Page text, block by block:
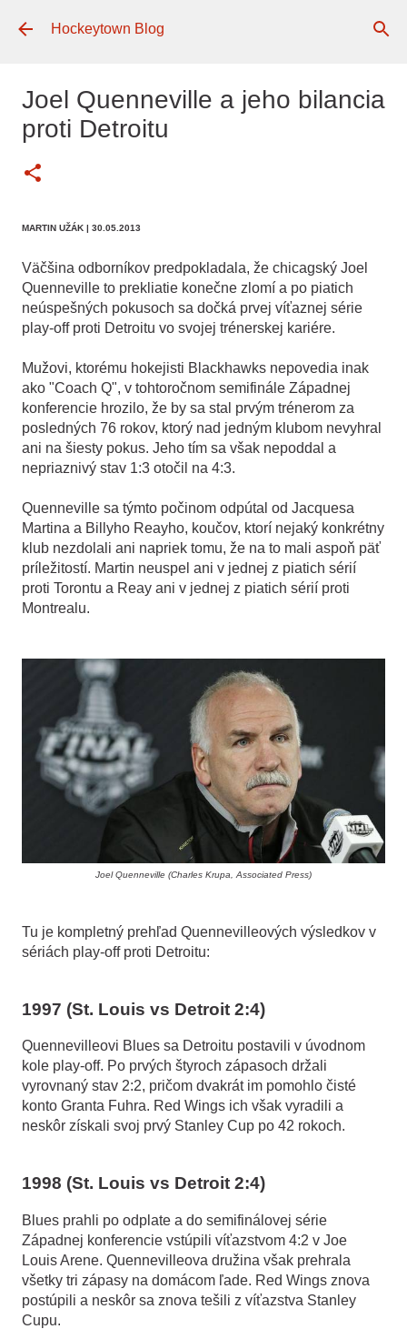
Preskočiť na hlavný obsah
Hockeytown Blog
Joel Quenneville a jeho bilancia
proti Detroitu
MARTIN UŽÁK | 30.05.2013
Väčšina odborníkov predpokladala, že chicagský Joel
Quenneville to prekliatie konečne zlomí a po piatich
neúspešných pokusoch sa dočká prvej víťaznej série
play-off proti Detroitu vo svojej trénerskej kariére.
Mužovi, ktorému hokejisti Blackhawks nepovedia inak
ako "Coach Q", v tohtoročnom semifinále Západnej
konferencie hrozilo, že by sa stal prvým trénerom za
posledných 76 rokov, ktorý nad jedným klubom nevyhral
ani na šiesty pokus. Jeho tím sa však nepoddal a
nepriaznivý stav 1:3 otočil na 4:3.
Quenneville sa týmto počinom odpútal od Jacquesa
Martina a Billyho Reayho, koučov, ktorí nejaký konkrétny
klub nezdolali ani napriek tomu, že na to mali aspoň päť
príležitostí. Martin neuspel ani v jednej z piatich sérií
proti Torontu a Reay ani v jednej z piatich sérií proti
Montrealu.
Joel Quenneville (Charles Krupa, Associated Press)
Tu je kompletný prehľad Quennevilleových výsledkov v
sériách play-off proti Detroitu:
1997 (St. Louis vs Detroit 2:4)
Quennevilleovi Blues sa Detroitu postavili v úvodnom
kole play-off. Po prvých štyroch zápasoch držali
vyrovnaný stav 2:2, pričom dvakrát im pomohlo čisté
konto Granta Fuhra. Red Wings ich však vyradili a
neskôr získali svoj prvý Stanley Cup po 42 rokoch.
1998 (St. Louis vs Detroit 2:4)
Blues prahli po odplate a do semifinálovej série
Západnej konferencie vstúpili víťazstvom 4:2 v Joe
Louis Arene. Quennevilleova družina však prehrala
všetky tri zápasy na domácom ľade. Red Wings znova
postúpili a neskôr sa znova tešili z víťazstva Stanley
Cupu.